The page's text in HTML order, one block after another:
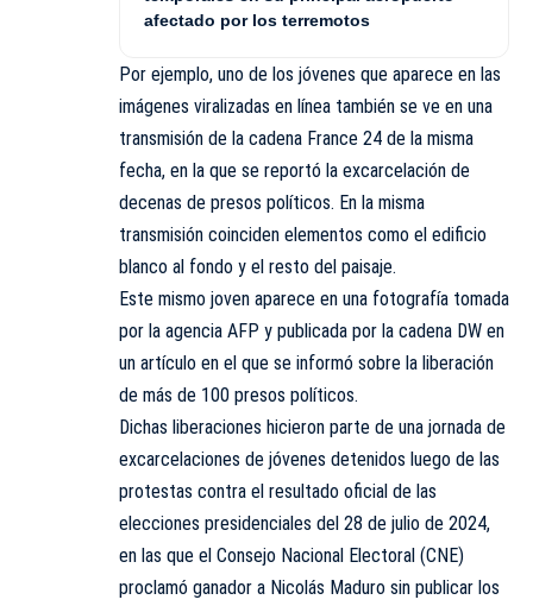
afectado por los terremotos
Por ejemplo, uno de los jóvenes que aparece en las
imágenes viralizadas en línea también se ve en una
transmisión de la cadena France 24 de la misma
fecha, en la que se reportó la excarcelación de
decenas de presos políticos. En la misma
transmisión coinciden elementos como el edificio
blanco al fondo y el resto del paisaje.
Este mismo joven aparece en una fotografía tomada
por la agencia AFP y publicada por la cadena DW en
un artículo en el que se informó sobre la liberación
de más de 100 presos políticos.
Dichas liberaciones hicieron parte de una jornada de
excarcelaciones de jóvenes detenidos luego de las
protestas contra el resultado oficial de las
elecciones presidenciales del 28 de julio de 2024,
en las que el Consejo Nacional Electoral (CNE)
proclamó ganador a Nicolás Maduro sin publicar los